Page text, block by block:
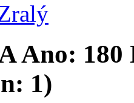
Ano: 180
1)